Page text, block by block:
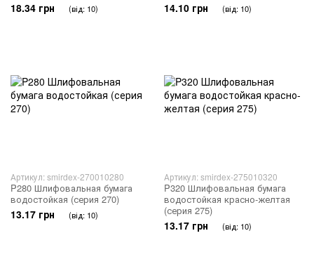
18.34 грн (від: 10) 14.10 грн (від: 10)
Артикул: smirdex-270010280
P280 Шлифовальная бумага
водостойкая (серия 270)
13.17 грн (від: 10)
Артикул: smirdex-275010320
P320 Шлифовальная бумага
водостойкая красно-желтая
(серия 275)
13.17 грн (від: 10)